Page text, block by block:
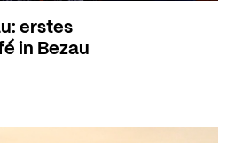
erstes
in Bezau